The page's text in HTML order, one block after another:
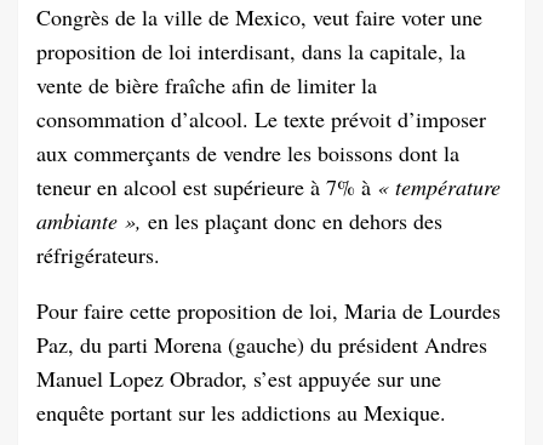
Congrès de la ville de Mexico, veut faire voter une
proposition de loi interdisant, dans la capitale, la
vente de bière fraîche afin de limiter la
consommation d’alcool. Le texte prévoit d’imposer
aux commerçants de vendre les boissons dont la
teneur en alcool est supérieure à 7% à « température
ambiante », en les plaçant donc en dehors des
réfrigérateurs.
Pour faire cette proposition de loi, Maria de Lourdes
Paz, du parti Morena (gauche) du président Andres
Manuel Lopez Obrador, s’est appuyée sur une
enquête portant sur les addictions au Mexique.